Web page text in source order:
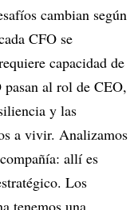
cambian según
CFO se
capacidad de
pasan al rol de CEO,
y las
a vivir. Analizamos
allí es
Los
tenemos una